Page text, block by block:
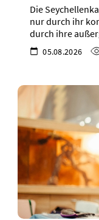
Die
nur durch ihr
durch ihre
05.08.2026